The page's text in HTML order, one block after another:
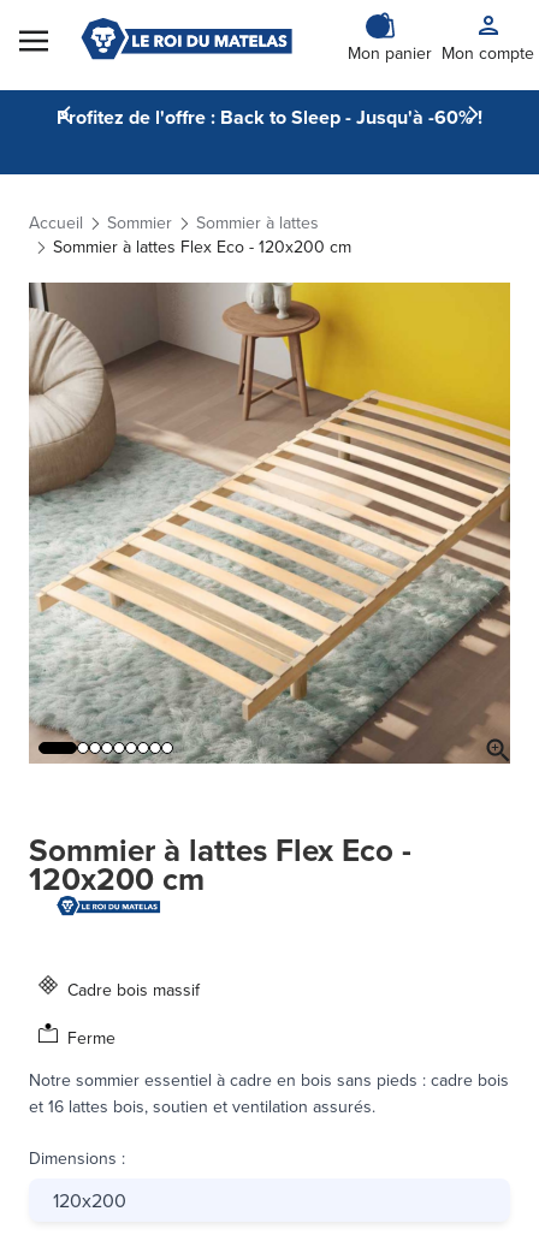
Skip to Content
Mon panier Mon compte
Profitez de l'offre : Back to Sleep - Jusqu'à -60% !
Accueil Sommier
Sommier à lattes
Sommier à lattes Flex Eco - 120x200 cm
Sommier à lattes Flex Eco -
120x200 cm
Cadre bois massif
Ferme
Notre sommier essentiel à cadre en bois sans pieds : cadre bois
et 16 lattes bois, soutien et ventilation assurés.
Dimensions :
120x200